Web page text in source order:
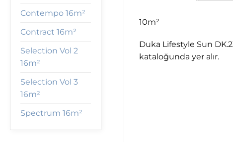
Contempo 16m²
Contract 16m²
Selection Vol 2
16m²
Selection Vol 3
16m²
Spectrum 16m²
10m²
Duka Lifestyle Sun
kataloğunda yer alır.